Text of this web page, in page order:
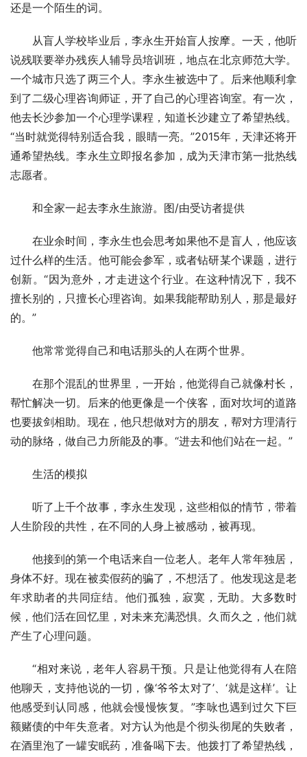
还是一个陌生的词。
从盲人学校毕业后，李永生开始盲人按摩。一天，他听
说残联要举办残疾人辅导员培训班，地点在北京师范大学。
一个城市只选了两三个人。李永生被选中了。后来他顺利拿
到了二级心理咨询师证，开了自己的心理咨询室。有一次，
他去长沙参加一个心理学课程，知道长沙建立了希望热线。
“当时就觉得特别适合我，眼睛一亮。”2015年，天津还将开
通希望热线。李永生立即报名参加，成为天津市第一批热线
志愿者。
和全家一起去李永生旅游。图/由受访者提供
在业余时间，李永生也会思考如果他不是盲人，他应该
过什么样的生活。他可能会参军，或者钻研某个课题，进行
创新。“因为意外，才走进这个行业。在这种情况下，我不
擅长别的，只擅长心理咨询。如果我能帮助别人，那是最好
的。”
他常常觉得自己和电话那头的人在两个世界。
在那个混乱的世界里，一开始，他觉得自己就像村长，
帮忙解决一切。后来的他更像是一个侠客，面对坎坷的道路
也要拔剑相助。现在，他只想做对方的朋友，帮对方理清行
动的脉络，做自己力所能及的事。“进去和他们站在一起。”
生活的模拟
听了上千个故事，李永生发现，这些相似的情节，带着
人生阶段的共性，在不同的人身上被感动，被再现。
他接到的第一个电话来自一位老人。老年人常年独居，
身体不好。现在被卖假药的骗了，不想活了。他发现这是老
年求助者的共同症结。他们孤独，寂寞，无助。大多数时
候，他们活在回忆里，对未来充满恐惧。久而久之，他们就
产生了心理问题。
“相对来说，老年人容易干预。只是让他觉得有人在陪
他聊天，支持他说的一切，像‘爷爷太对了’、‘就是这样’。让
他感受到认同感，他就会慢慢恢复。”李咏也遇到过欠下巨
额赌债的中年失意者。对方认为他是个彻头彻尾的失败者，
在酒里泡了一罐安眠药，准备喝下去。他拨打了希望热线，